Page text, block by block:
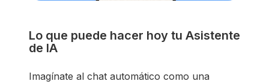
Lo que puede hacer hoy tu Asistente
de IA
Imagínate al chat automático como una